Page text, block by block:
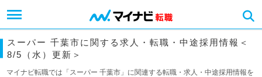
スーパー 千葉市に関する求人・転職・中途採用情報＜
8/5（水）更新＞
マイナビ転職では「スーパー 千葉市」に関連する転職・求人・中途採用情報を